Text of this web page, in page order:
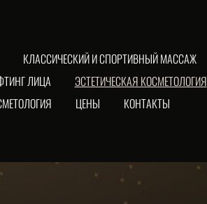
КЛАССИЧЕСКИЙ И СПОРТИВНЫЙ МАССАЖ
ЛИЦА
ЭСТЕТИЧЕСКАЯ КОСМЕТОЛОГИЯ
ЦЕНЫ КОНТАКТЫ